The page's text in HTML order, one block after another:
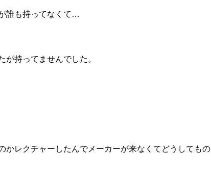
誰も持ってなくて…
持ってませんでした。
かレクチャーしたんでメーカーが来なくてどうしてもの